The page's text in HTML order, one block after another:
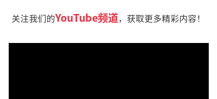
关注我们的YouTube频道，获取更多精彩内容！